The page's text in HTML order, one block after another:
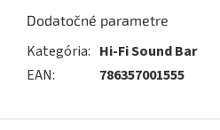
Dodatočné parametre
Kategória: Hi-Fi Sound Bar
EAN: 786357001555